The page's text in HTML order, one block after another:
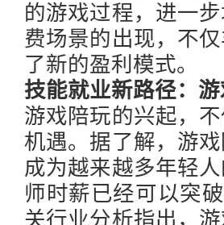
的游戏过程，进一
费场景的出现，不
了新的盈利模式。
技能就业新路径：
游戏陪玩的兴起，
机遇。据了解，游
成为越来越多年轻
师时薪已经可以突破
关行业分析指出，